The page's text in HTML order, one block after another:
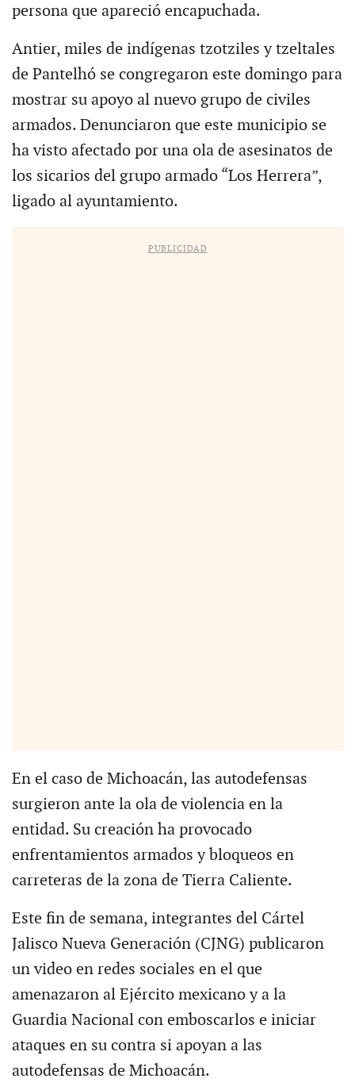
persona que apareció encapuchada.
Antier, miles de indígenas tzotziles y tzeltales
de Pantelhó se congregaron este domingo para
mostrar su apoyo al nuevo grupo de civiles
armados. Denunciaron que este municipio se
ha visto afectado por una ola de asesinatos de
los sicarios del grupo armado “Los Herrera”,
ligado al ayuntamiento.
PUBLICIDAD
En el caso de Michoacán, las autodefensas
surgieron ante la ola de violencia en la
entidad. Su creación ha provocado
enfrentamientos armados y bloqueos en
carreteras de la zona de Tierra Caliente.
Este fin de semana, integrantes del Cártel
Jalisco Nueva Generación (CJNG) publicaron
un video en redes sociales en el que
amenazaron al Ejército mexicano y a la
Guardia Nacional con emboscarlos e iniciar
ataques en su contra si apoyan a las
autodefensas de Michoacán.